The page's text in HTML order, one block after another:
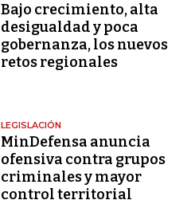
Bajo crecimiento, alta
desigualdad y poca
gobernanza, los nuevos
retos regionales
LEGISLACIÓN
MinDefensa anuncia
ofensiva contra grupos
criminales y mayor
control territorial